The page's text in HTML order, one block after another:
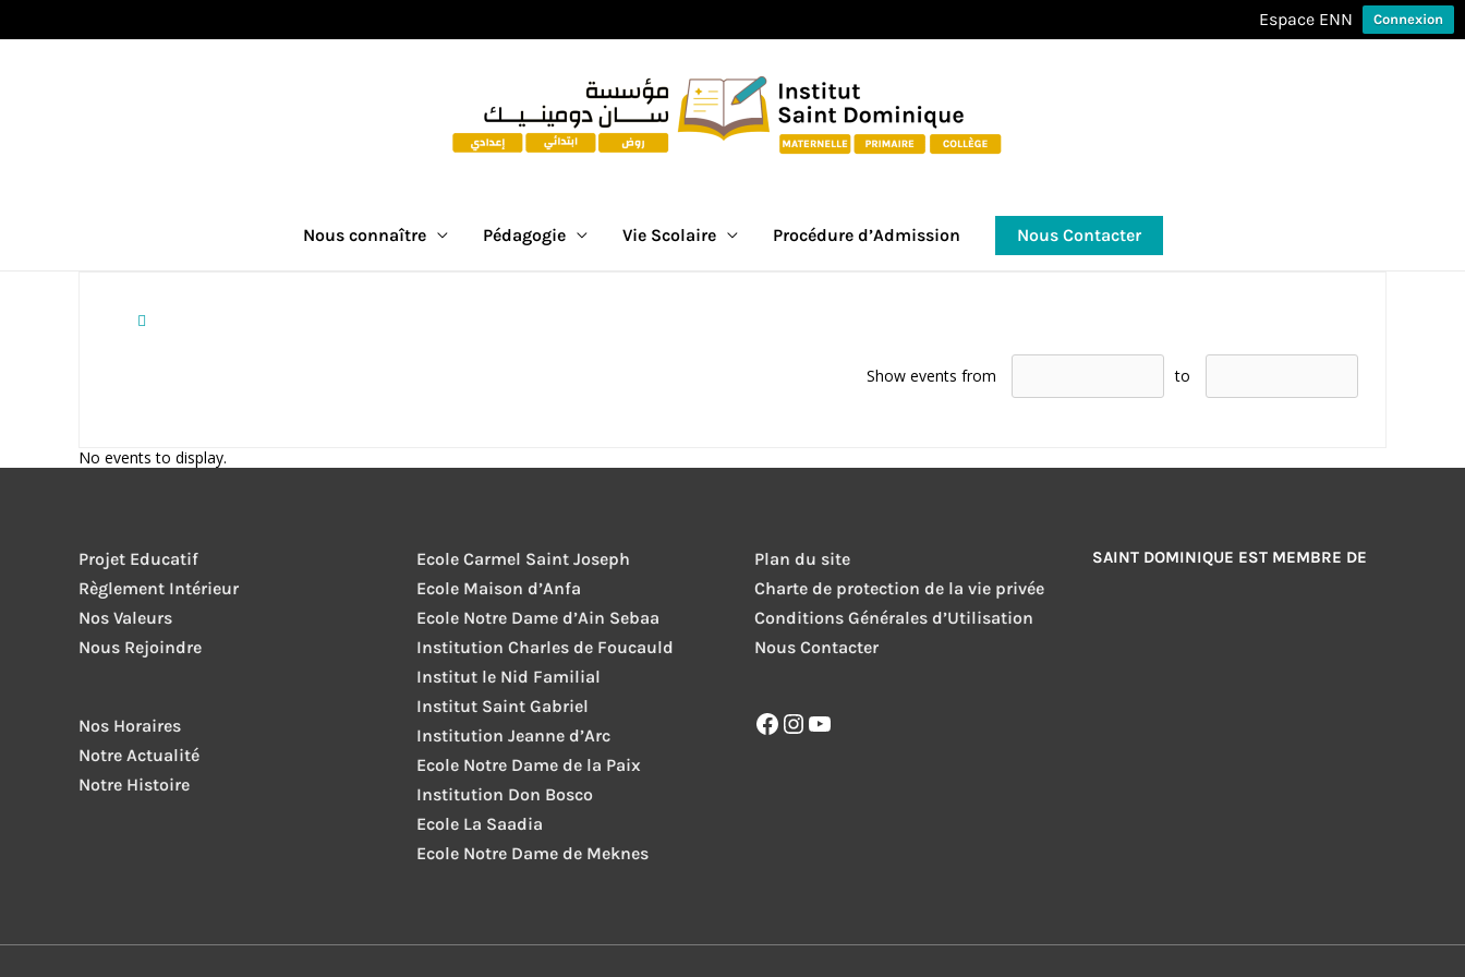
Espace ENN Connexion
Nous connaître Pédagogie Vie Scolaire Procédure d’Admission Nous Contacter
Show events from to
No events to display.
Projet Educatif
Règlement Intérieur
Nos Valeurs
Nous Rejoindre
Nos Horaires
Notre Actualité
Notre Histoire
Ecole Carmel Saint Joseph
Ecole Maison d’Anfa
Ecole Notre Dame d’Ain Sebaa
Institution Charles de Foucauld
Institut le Nid Familial
Institut Saint Gabriel
Institution Jeanne d’Arc
Ecole Notre Dame de la Paix
Institution Don Bosco
Ecole La Saadia
Ecole Notre Dame de Meknes
Plan du site
Charte de protection de la vie privée
Conditions Générales d’Utilisation
Nous Contacter
Facebook
Instagram
YouTube
SAINT DOMINIQUE EST MEMBRE DE